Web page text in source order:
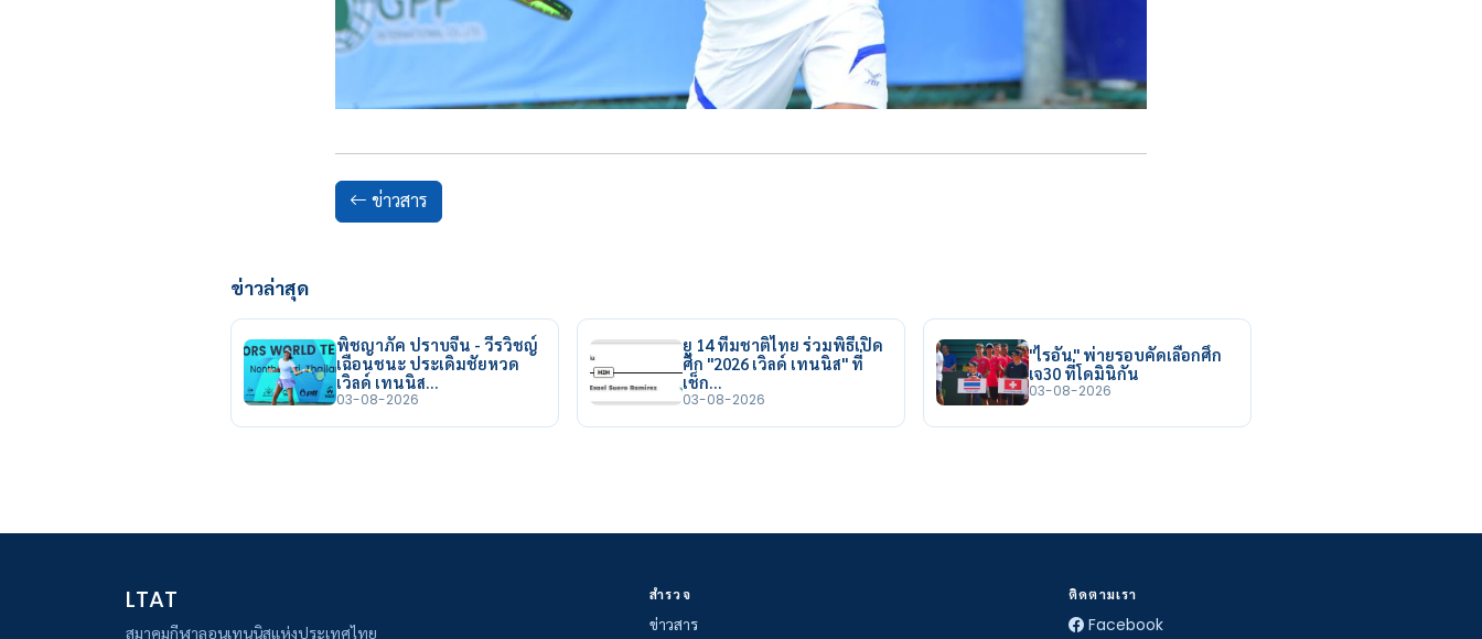
ข่าวสาร
ข่าวล่าสุด
พิชญาภัค ปราบจีน - วีรวิชญ์
เฉือนชนะ ประเดิมชัยหวด
เวิลด์ เทนนิส…
03-08-2026
ยู 14 ทีมชาติไทย ร่วมพิธีเปิด
ศึก "2026 เวิลด์ เทนนิส" ที่
เช็ก…
03-08-2026
"ไรอัน" พ่ายรอบคัดเลือกศึก
เจ30 ที่โดมินิกัน
03-08-2026
LTAT
สมาคมกีฬาลอนเทนนิสแห่งประเทศไทย
สำรวจ
ข่าวสาร
ติดตามเรา
Facebook